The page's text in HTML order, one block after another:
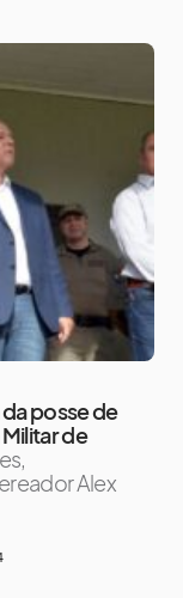
posse de
de
Alex